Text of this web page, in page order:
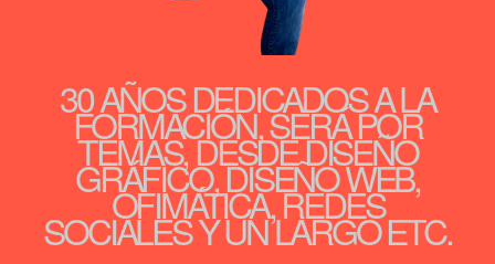
30 AÑOS DEDICADOS A LA
FORMACIÓN, SERÁ POR
TEMAS, DESDE DISEÑO
GRÁFICO, DISEÑO WEB,
OFIMÁTICA, REDES
SOCIALES Y UN LARGO ETC.